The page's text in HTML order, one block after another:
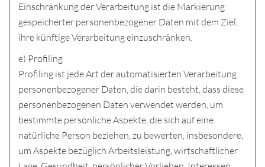
Einschränkung der Verarbeitung ist die Markierung
gespeicherter personenbezogener Daten mit dem Ziel,
ihre künftige Verarbeitung einzuschränken.
e) Profiling
Profiling ist jede Art der automatisierten Verarbeitung
personenbezogener Daten, die darin besteht, dass diese
personenbezogenen Daten verwendet werden, um
bestimmte persönliche Aspekte, die sich auf eine
natürliche Person beziehen, zu bewerten, insbesondere,
um Aspekte bezüglich Arbeitsleistung, wirtschaftlicher